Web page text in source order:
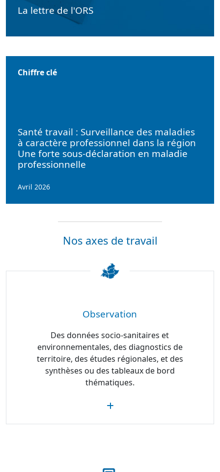
La lettre de l'ORS
Chiffre clé
Santé travail : Surveillance des maladies
à caractère professionnel dans la région
Une forte sous-déclaration en maladie
professionnelle
Avril 2026
Nos axes de travail
Observation
Des données socio-sanitaires et
environnementales, des diagnostics de
territoire, des études régionales, et des
synthèses ou des tableaux de bord
thématiques.